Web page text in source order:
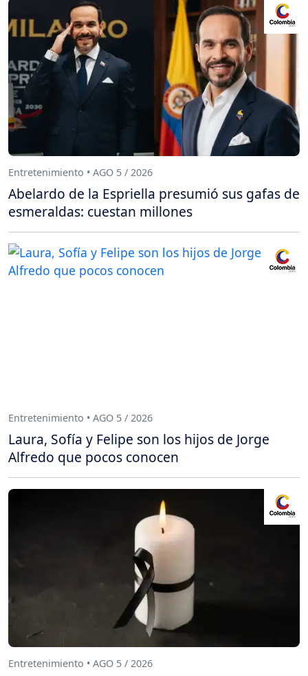
Entretenimiento • AGO 5 / 2026
Abelardo de la Espriella presumió sus gafas de
esmeraldas: cuestan millones
Entretenimiento • AGO 5 / 2026
Laura, Sofía y Felipe son los hijos de Jorge
Alfredo que pocos conocen
Entretenimiento • AGO 5 / 2026